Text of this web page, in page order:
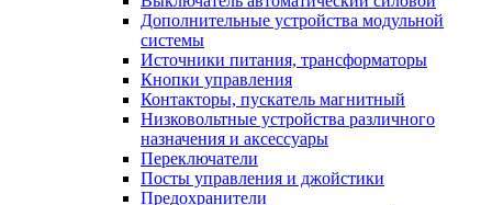
Дополнительные устройства модульной
системы
Источники питания, трансформаторы
Кнопки управления
Контакторы, пускатель магнитный
Низковольтные устройства различного
назначения и аксессуары
Переключатели
Посты управления и джойстики
Предохранители